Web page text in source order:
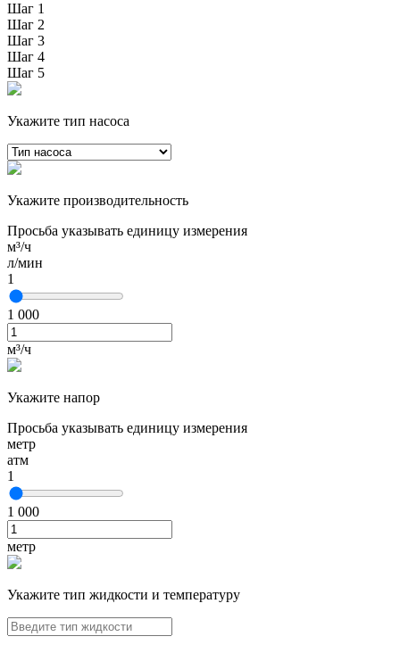
Шаг 1
Шаг 2
Шаг 3
Шаг 4
Шаг 5
Укажите тип насоса
Укажите производительность
Просьба указывать единицу измерения
м³/ч
л/мин
1
1 000
м³/ч
Укажите напор
Просьба указывать единицу измерения
метр
атм
1
1 000
метр
Укажите тип жидкости и температуру